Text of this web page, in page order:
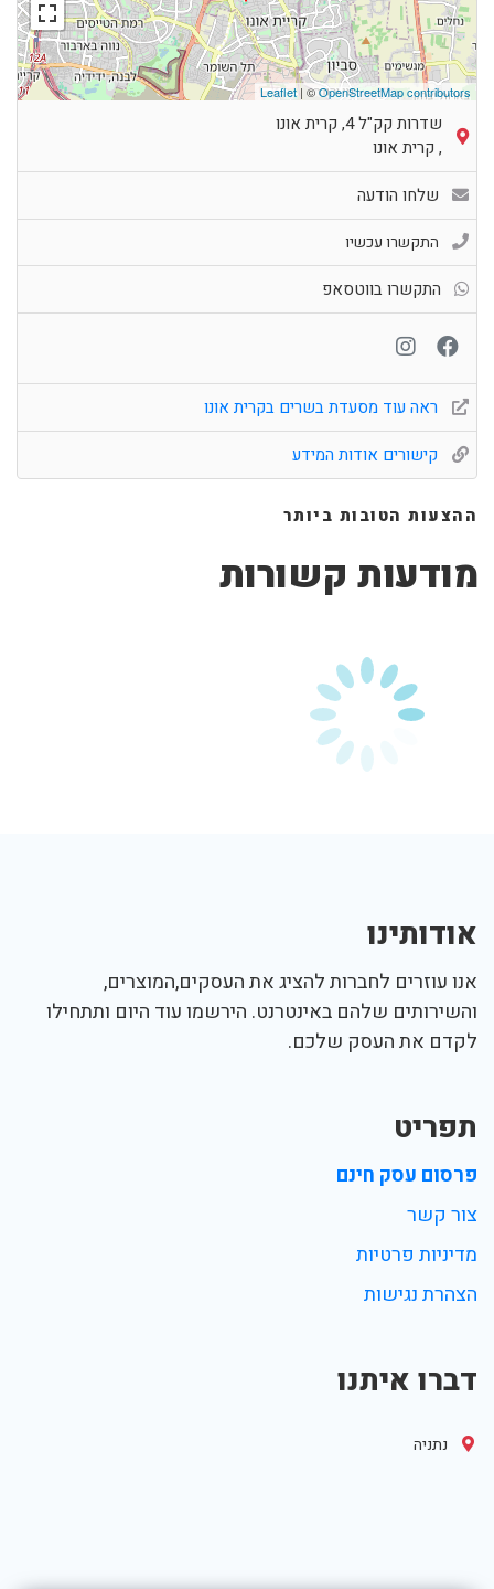
Leaflet| ©OpenStreetMap contributors
שדרות קק"ל 4, קרית אונו
, קרית אונו
שלחו הודעה
התקשרו עכשיו
התקשרו בווטסאפ
ראה עוד מסעדת בשרים בקרית אונו
קישורים אודות המידע
ההצעות הטובות ביותר
מודעות קשורות
אודותינו
אנו עוזרים לחברות להציג את העסקים,המוצרים,
והשירותים שלהם באינטרנט. הירשמו עוד היום ותתחילו
לקדם את העסק שלכם.
תפריט
פרסום עסק חינם
צור קשר
מדיניות פרטיות
הצהרת נגישות
דברו איתנו
נתניה